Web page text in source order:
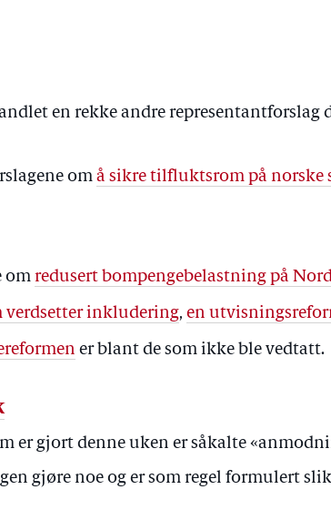
en rekke andre representantforslag
omå sikre tilfluktsrom på norske
omredusert bompengebelastning på
verdsetter inkludering,en
er blant de som ikke ble vedtatt.
er gjort denne uken er såkalte
gjøre noe og er som regel formulert